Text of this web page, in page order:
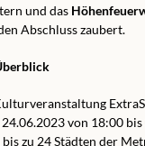
und das
Abschluss zaubert.
24.06.2023 von 18:00
bis zu 24 Städten der